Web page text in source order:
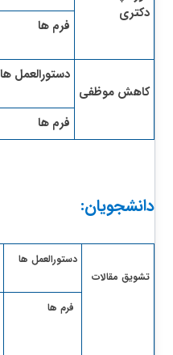
دکتری
فرم ها
کاهشموظفی
​دستورالعملها
فرم ها
دانشجویان:
تشویق مقالات​
دستورالعمل ها
فرم ها